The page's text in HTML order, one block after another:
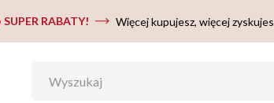
SUPER RABATY! Więcej kupujesz, więcej